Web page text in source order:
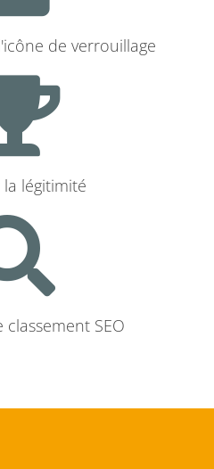
de verrouillage
légitimité
SEO